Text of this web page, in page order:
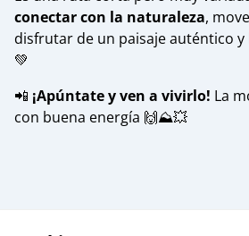
conectar con la naturaleza,
disfrutar de un paisaje auténtico
💚
📲 ¡Apúntate y ven a vivirlo! La
con buena energía 🙌⛰️💥